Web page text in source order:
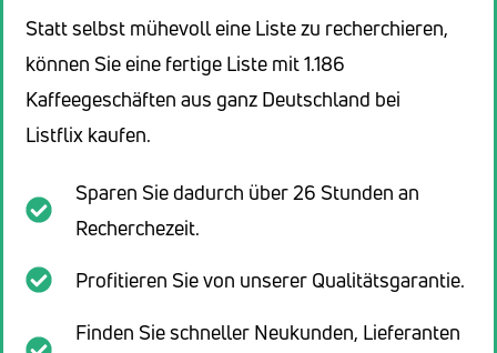
Statt selbst mühevoll eine Liste zu recherchieren,
können Sie eine fertige Liste mit 1.186
Kaffeegeschäften aus ganz Deutschland bei
Listflix kaufen.
Sparen Sie dadurch über 26 Stunden an
Recherchezeit.
Profitieren Sie von unserer Qualitätsgarantie.
Finden Sie schneller Neukunden, Lieferanten